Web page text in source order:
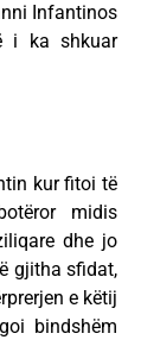
Infantinos
i ka shkuar
kur fitoi të
midis
dhe jo
gjitha sfidat,
e këtij
bindshëm